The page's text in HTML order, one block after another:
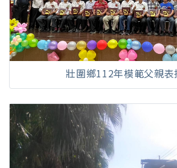
壯圍鄉112年模範父親表